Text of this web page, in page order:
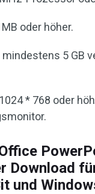
oder höher.
mindestens 5 GB
1024 * 768 oder
Download
und